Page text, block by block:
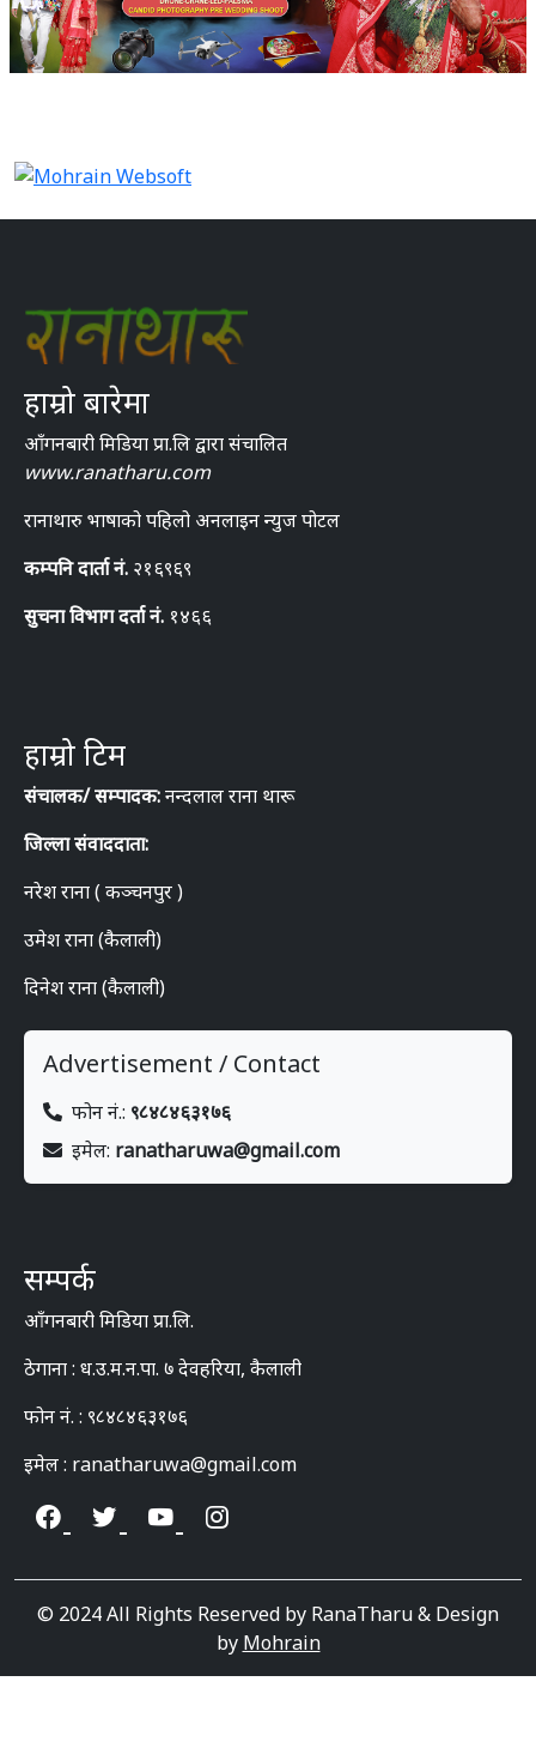
हाम्रो बारेमा
आँगनबारी मिडिया प्रा.लि द्वारा संचालित
www.ranatharu.com
रानाथारु भाषाको पहिलो अनलाइन न्युज पोटल
कम्पनि दार्ता नं. २१६९६९
सुचना विभाग दर्ता नं. १४६६
हाम्रो टिम
संचालक/ सम्पादक:नन्दलाल राना थारू
जिल्ला संवाददाता:
नरेश राना ( कञ्चनपुर )
उमेश राना (कैलाली)
दिनेश राना (कैलाली)
Advertisement / Contact
फोन नं.: ९८४८४६३१७६
इमेल: ranatharuwa@gmail.com
सम्पर्क
आँगनबारी मिडिया प्रा.लि.
ठेगाना : ध.उ.म.न.पा. ७ देवहरिया, कैलाली
फोन नं. : ९८४८४६३१७६
इमेल : ranatharuwa@gmail.com
© 2024 All Rights Reserved by RanaTharu & Design
by Mohrain